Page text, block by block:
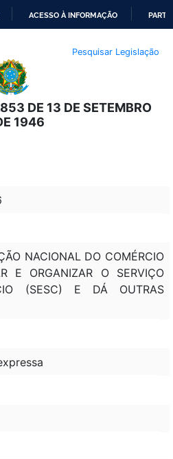
O
CONTEÚDO
ACESSO À INFORMAÇÃO
Pesquisar Legislação
DE 13 DE SETEMBRO
1946
NACIONAL DO COMÉRCIO
E ORGANIZAR O SERVIÇO
(SESC) E DÁ OUTRAS